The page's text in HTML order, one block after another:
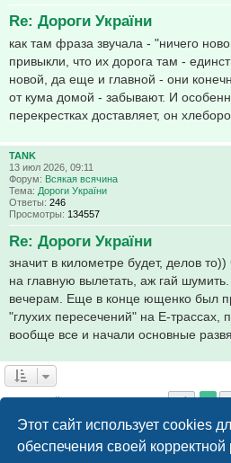
Этот сайт использует cookies
обеспечения своей корректной
Re: Дороги України
как там фраза звучала - "ничего
привыкли, что их дорога там -
новой, да еще и главной - они
от кума домой - забывают. И
перекрестках доставляет, он
TANK
13 июл 2026, 09:11
Форум: Всякая всячина
Тема: Дороги України
Ответы: 246
Просмотры: 134557
Re: Дороги України
значит в километре будет, делов
на главную вылетать, аж гай
вечерам. Еще в конце ющенко был
"глухих пересечений" на Е-трассах,
вообще все и начали основные
1 2